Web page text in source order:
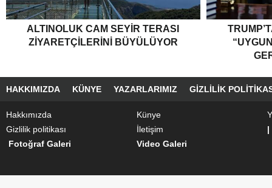
ALTINOLUK CAM SEYIR TERASI
ZIYARETÇILERINI BÜYÜLÜYOR
HAKKIMIZDA KÜNYE YAZARLARIMIZ GIZLILIK
Hakkımızda Künye
Gizlilik politikası
İletişim
|
Fotoğraf Galeri
Video Galeri